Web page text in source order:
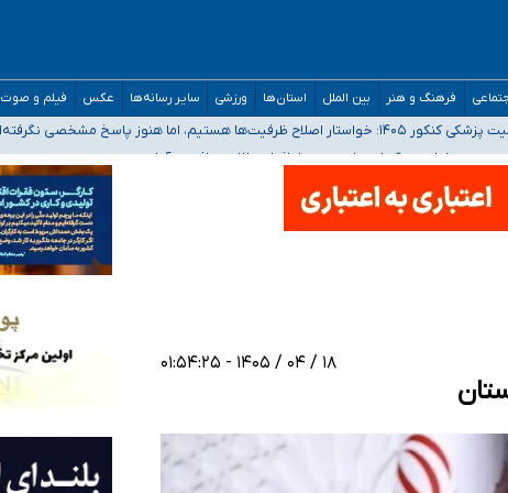
فرهنگ و هنر بین الملل استان‌ها ورزشی سایر رسانه‌ها عکس فیلم و صوت
هزینه‌های سنگین اجتماعی انتشار تصاویر خصوصی برای قربانیان/ سوءاستفاده
اما هنوز پاسخ مشخصی نگرفته‌ایم
عملیات و دکترای تخصصی جغرافیای نظامی دافوس آجا
۱۸ / ۰۴ / ۱۴۰۵ - ۰۱:۵۴:۲۵